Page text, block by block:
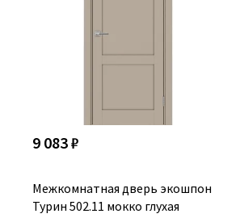
9 083 ₽
Межкомнатная дверь экошпон
Турин 502.11 мокко глухая